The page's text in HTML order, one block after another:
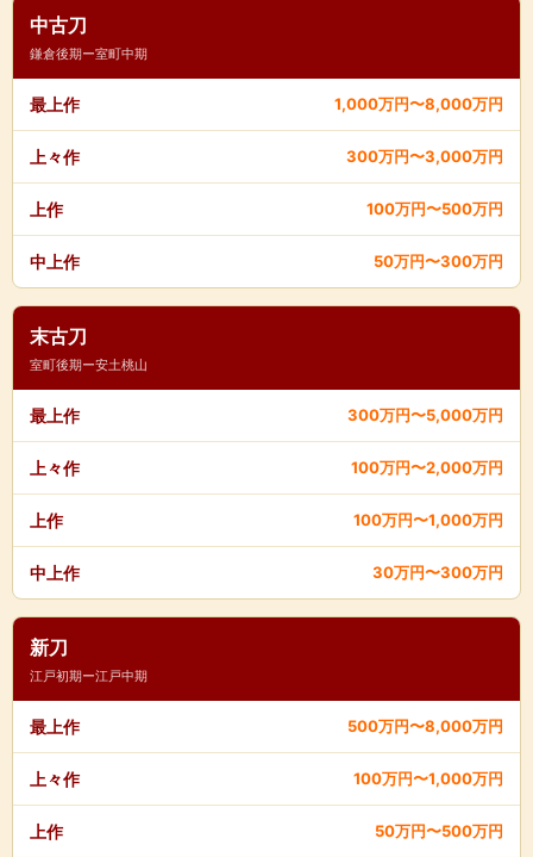
中古刀
鎌倉後期ー室町中期
最上作 1,000万円〜8,000万円
上々作 300万円〜3,000万円
上作 100万円〜500万円
中上作 50万円〜300万円
末古刀
室町後期ー安土桃山
最上作 300万円〜5,000万円
上々作 100万円〜2,000万円
上作 100万円〜1,000万円
中上作 30万円〜300万円
新刀
江戸初期ー江戸中期
最上作 500万円〜8,000万円
上々作 100万円〜1,000万円
上作 50万円〜500万円